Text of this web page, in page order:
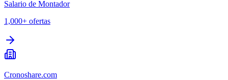
Salario de Montador
1,000+ ofertas
Cronoshare.com